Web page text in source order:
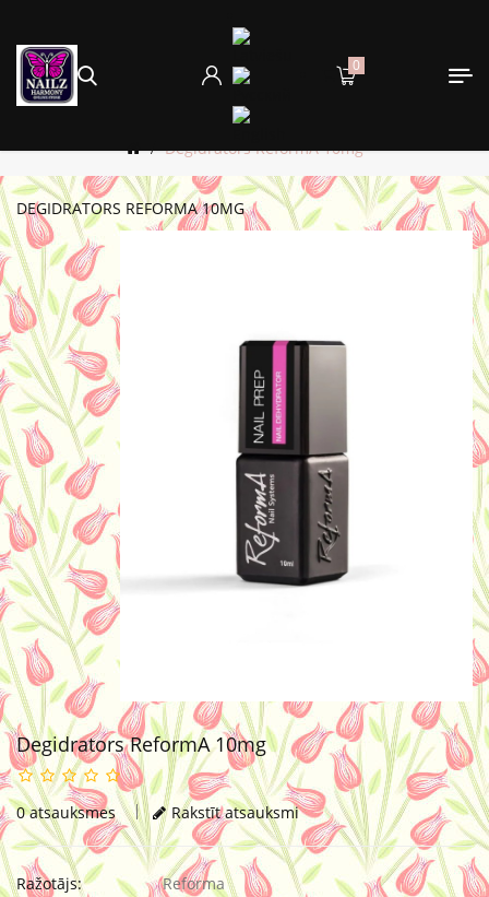
0
Degidrators ReformA 10mg
DEGIDRATORS REFORMA 10MG
Degidrators ReformA 10mg
0 atsauksmes Rakstīt atsauksmi
Ražotājs:
Reforma